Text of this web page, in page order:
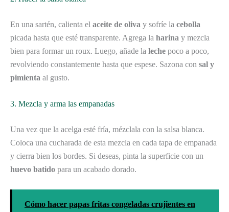
En una sartén, calienta el aceite de oliva y sofríe la cebolla
picada hasta que esté transparente. Agrega la harina y mezcla
bien para formar un roux. Luego, añade la leche poco a poco,
revolviendo constantemente hasta que espese. Sazona con sal y
pimienta al gusto.
3. Mezcla y arma las empanadas
Una vez que la acelga esté fría, mézclala con la salsa blanca.
Coloca una cucharada de esta mezcla en cada tapa de empanada
y cierra bien los bordes. Si deseas, pinta la superficie con un
huevo batido para un acabado dorado.
Cómo hacer papas fritas congeladas crujientes en